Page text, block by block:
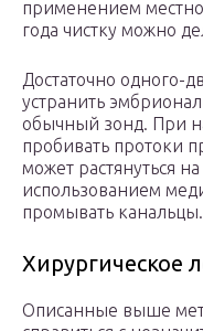
применением
года чистку можно
Достаточно одного-
устранить
обычный зонд. При
пробивать протоки
может растянуться
использованием
промывать канальцы.
Хирургическое
Описанные выше